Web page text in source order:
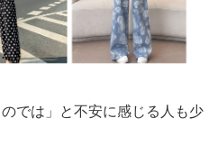
では」と不安に感じる人も少